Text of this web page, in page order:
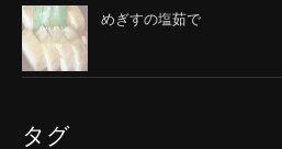
めぎすの塩茹で
タグ